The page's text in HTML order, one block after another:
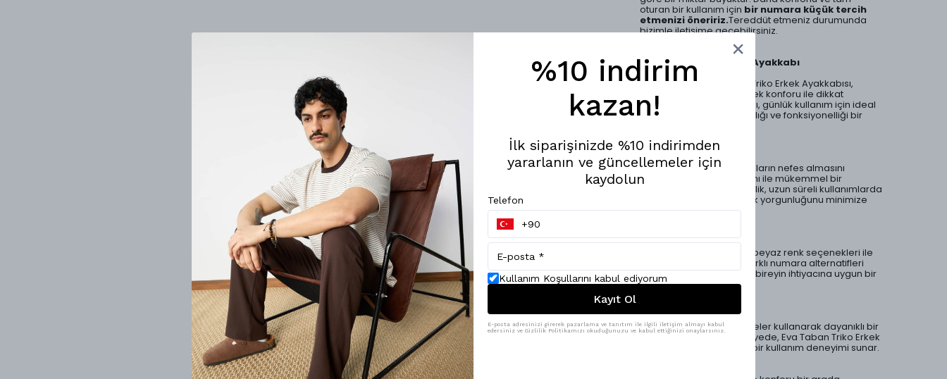
oturan bir kullanım için bir numara küçük tercih
etmenizi öneririz.Tereddüt etmeniz durumunda
bizimle iletişime geçebilirsiniz.
Eva Taban Triko Erkek Ayakkabı
Mesfeno’nun Eva Taban Triko Erkek Ayakkabısı,
modern tasarımı ve yüksek konforu ile dikkat
çekmektedir. Bu ayakkabı, günlük kullanım için ideal
bir seçenek sunarken, şıklığı ve fonksiyonelliği bir
Konfor ve Performans
Özel triko üst yüzeyi, ayakların nefes almasını
sağlarken, hafif Eva tabanı ile mükemmel bir
yastıklama sunar. Bu özellik, uzun süreli kullanımlarda
bile konforu artırır ve ayak yorgunluğunu minimize
eder.
Estetik ve Çeşitlilik
Siyah, ekru, bej ve siyah-beyaz renk seçenekleri ile
her tarza uyum sağlar. Farklı numara alternatifleri
(40, 41, 42, 43, 44) ile her bireyin ihtiyacına uygun bir
seçenek sunulmaktadır.
Dayanıklılık ve Kalite
Mesfeno, kaliteli malzemeler kullanarak dayanıklı bir
yapı oluşturmuştur. Bu sayede, Eva Taban Triko Erkek
Ayakkabısı, uzun ömürlü bir kullanım deneyimi sunar.
%10 indirim
kazan!
İlk siparişinizde %10 indirimden
yararlanın ve güncellemeler için
kaydolun
Telefon
Kullanım Koşullarını kabul ediyorum
Kayıt Ol
E-posta adresinizi girerek pazarlama ve tanıtım ile ilgili iletişim almayı kabul
edersiniz ve Gizlilik Politikamızı okuduğunuzu ve kabul ettiğinizi onaylarsınız.